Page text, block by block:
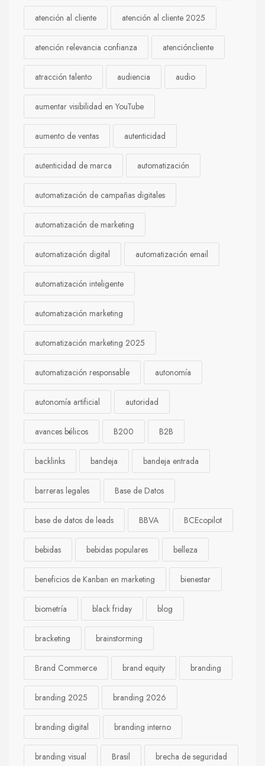
atención al cliente atención al cliente 2025
atención relevancia confianza atencióncliente
atracción talento audiencia audio
aumentar visibilidad en YouTube
aumento de ventas autenticidad
autenticidad de marca automatización
automatización de campañas digitales
automatización de marketing
automatización digital automatización email
automatización inteligente
automatización marketing
automatización marketing 2025
automatización responsable autonomía
autonomía artificial autoridad
avances bélicos B200 B2B
backlinks bandeja bandeja entrada
barreras legales Base de Datos
base de datos de leads BBVA BCEcopilot
bebidas bebidas populares belleza
beneficios de Kanban en marketing bienestar
biometría black friday blog
bracketing brainstorming
Brand Commerce brand equity branding
branding 2025 branding 2026
branding digital branding interno
branding visual Brasil brecha de seguridad